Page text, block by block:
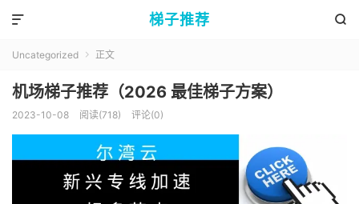
梯子推荐 

Uncategorized  正文
机场梯子推荐（2026 最佳梯子方案）
2023-10-08 阅读(718) 评论(0)